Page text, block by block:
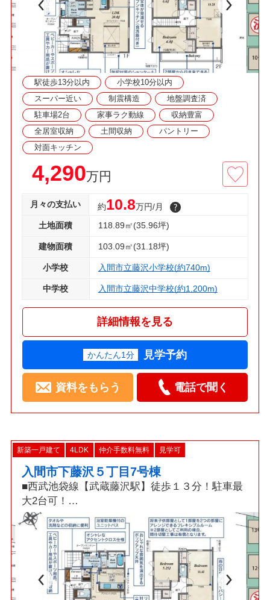
い◇
駅徒歩13分以内
小学校10分以内
スーパー近い
制震構造
地盤調査済
駐車場2台
家事ラク動線
収納豊富
全居室収納
土間収納
パントリー
対面キッチン
4,290万円
月々の支払い 約10.8万円/月
土地面積 118.89㎡(35.96坪)
建物面積 103.09㎡(31.18坪)
小学校 入間市立藤沢小学校(約740m)
中学校 入間市立藤沢中学校(約1,200m)
詳細情報を見る
かんたん1分 見学予約
資料をもらう 電話で聞く
新築一戸建て 4LDK 仲介手数料無料 見学可
入間市下藤沢５丁目7号棟
■西武池袋線【武蔵藤沢駅】徒歩１３分！駐車最
大2台可！
□折上天井採用16帖LDK・土間収納・食洗機・カ
ードキー！
■「耐震+制震」ダンパー標準装備の繰り返す地
震に強い新築戸建！
◇資料請求・見学予約などお気軽にご利用くださ
い◇